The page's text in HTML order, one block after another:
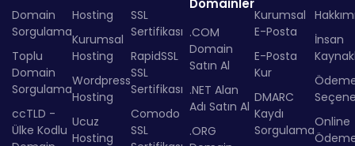
Domain
Sorgulama
Toplu
Domain
Sorgulama
ccTLD -
Ülke Kodlu
Hosting
Kurumsal
Hosting
Wordpress
Hosting
Ucuz
Hosting
SSL
Sertifikası
RapidSSL
SSL
Sertifikası
Comodo
SSL
Domainler
.COM
Domain
Satın Al
.NET Alan
Adı Satın Al
.ORG
Kurumsal
E-Posta
E-Posta
Kur
DMARC
Kaydı
Sorgulama
İnsan
Online